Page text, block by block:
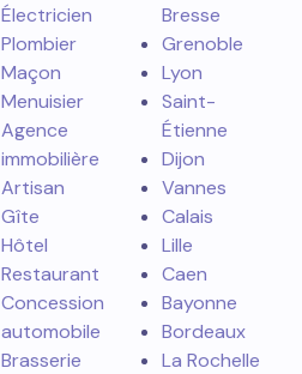
Électricien
Plombier
Maçon
Menuisier
Agence
immobilière
Artisan
Gîte
Hôtel
Restaurant
Concession
automobile
Brasserie
Bresse
Grenoble
Lyon
Saint-
Étienne
Dijon
Vannes
Calais
Lille
Caen
Bayonne
Bordeaux
La Rochelle